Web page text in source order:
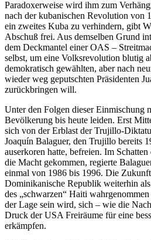
Paradoxerweise wird ihm zum
nach der kubanischen Revolution von
ein zweites Kuba zu verhindern, gibt
Abschuß frei. Aus demselben Grund
dem Deckmantel einer OAS –
selbst, um eine Volksrevolution blutig
demokratisch gewählten, aber nach
wieder weg geputschten Präsidenten
zurückbringen will.
Unter den Folgen dieser Einmischung
Bevölkerung bis heute leiden. Erst
sich von der Erblast der Trujillo-
Joaquín Balaguer, den Trujillo bereits
auserkoren hatte, befreien. Im
die Macht gekommen, regierte
einmal von 1986 bis 1996. Die
Dominikanische Republik weiterhin
des „schwarzen“ Haiti
der Lage sein wird, sich – wie die
Druck der USA Freiräume für eine
erkämpfen.